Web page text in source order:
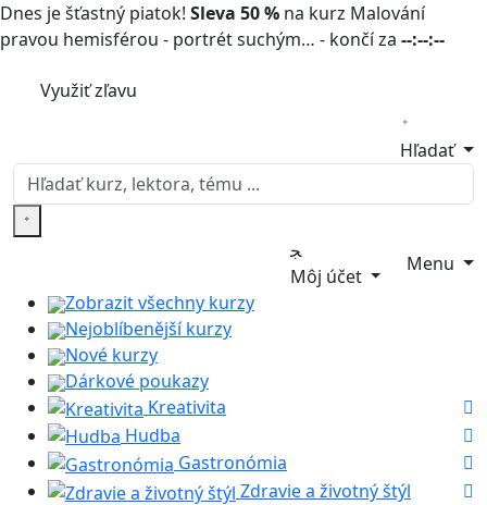
Dnes je šťastný piatok! Sleva 50 % na kurz Malování
pravou hemisférou - portrét suchým… - končí za --:--:--
Využiť zľavu
Hľadať
Môj účet
Menu
Zobrazit všechny kurzy
Nejoblíbenější kurzy
Nové kurzy
Dárkové poukazy
Kreativita
Hudba
Gastronómia
Zdravie a životný štýl